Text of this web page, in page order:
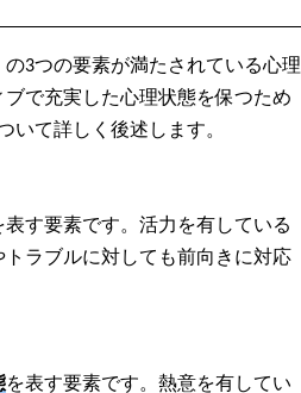
3つの要素が満たされている心理
で充実した心理状態を保つため
いて詳しく後述します。
表す要素です。活力を有している
ラブルに対しても前向きに対応
を表す要素です。熱意を有してい